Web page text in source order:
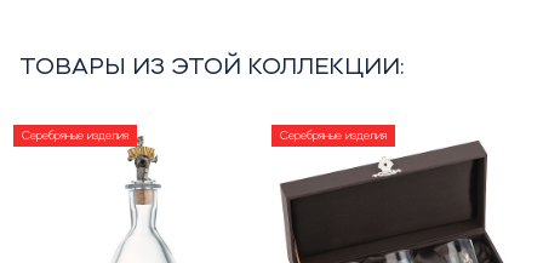
ТОВАРЫ ИЗ ЭТОЙ КОЛЛЕКЦИИ:
Серебряные изделия Серебряные изделия